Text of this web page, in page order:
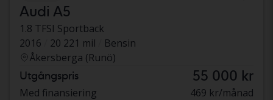
Audi A5
1.8 TFSI Sportback
2016
20 221 mil
Bensin
Åkersberga (Runö)
Utgångspris 55 000 kr
Med finansiering 469 kr/månad